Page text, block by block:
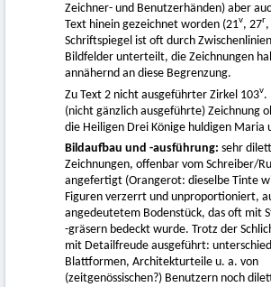
Zeichner- und Benutzerhänden) aber
Text hinein gezeichnet worden (21v, 27r
Schriftspiegel ist oft durch
Bildfelder unterteilt, die Zeichnungen
annähernd an diese Begrenzung.
Zu Text 2 nicht ausgeführter Zirkel 103v.
(nicht gänzlich ausgeführte) Zeichnung
die Heiligen Drei Könige huldigen Maria
Bildaufbau und -ausführung: sehr
Zeichnungen, offenbar vom Schreiber/
angefertigt (Orangerot: dieselbe Tinte
Figuren verzerrt und unproportioniert,
angedeutetem Bodenstück, das oft mit
-gräsern bedeckt wurde. Trotz der
mit Detailfreude ausgeführt:
Blattformen, Architekturteile u. a. von
(zeitgenössischen?) Benutzern noch